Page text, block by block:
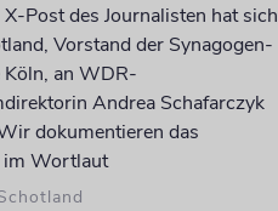
Post des Journalisten hat sich
Vorstand der Synagogen-
Köln, an WDR-
Andrea Schafarczyk
dokumentieren das
im Wortlaut